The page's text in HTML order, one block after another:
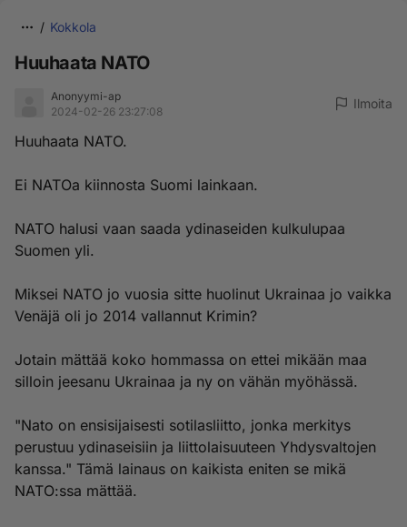
Kokkola
Huuhaata NATO
Anonyymi-ap
2024-02-26 23:27:08
Ilmoita
Huuhaata NATO.
Ei NATOa kiinnosta Suomi lainkaan.
NATO halusi vaan saada ydinaseiden kulkulupaa
Suomen yli.
Miksei NATO jo vuosia sitte huolinut Ukrainaa jo vaikka
Venäjä oli jo 2014 vallannut Krimin?
Jotain mättää koko hommassa on ettei mikään maa
silloin jeesanu Ukrainaa ja ny on vähän myöhässä.
"Nato on ensisijaisesti sotilasliitto, jonka merkitys
perustuu ydinaseisiin ja liittolaisuuteen Yhdysvaltojen
kanssa." Tämä lainaus on kaikista eniten se mikä
NATO:ssa mättää.